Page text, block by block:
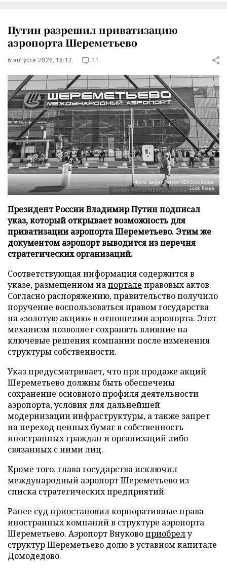
Путин разрешил приватизацию
аэропорта Шереметьево
6 августа 2026, 18:12 11
Фото: Sergey Petrov/NEWS.ru/Global
Look Press
Президент России Владимир Путин подписал
указ, который открывает возможность для
приватизации аэропорта Шереметьево. Этим же
документом аэропорт выводится из перечня
стратегических организаций.
Соответствующая информация содержится в
указе, размещенном напортале правовых актов.
Согласно распоряжению, правительство получило
поручение воспользоваться правом государства
на «золотую акцию» в отношении аэропорта. Этот
механизм позволяет сохранять влияние на
ключевые решения компании после изменения
структуры собственности.
Указ предусматривает, что при продаже акций
Шереметьево должны быть обеспечены
сохранение основного профиля деятельности
аэропорта, условия для дальнейшей
модернизации инфраструктуры, а также запрет
на переход ценных бумаг в собственность
иностранных граждан и организаций либо
связанных с ними лиц.
Кроме того, глава государства исключил
международный аэропорт Шереметьево из
списка стратегических предприятий.
Ранее суд приостановилкорпоративные права
иностранных компаний в структуре аэропорта
Шереметьево. Аэропорт Внуковоприобрелу
структур Шереметьево долю в уставном капитале
Домодедово.